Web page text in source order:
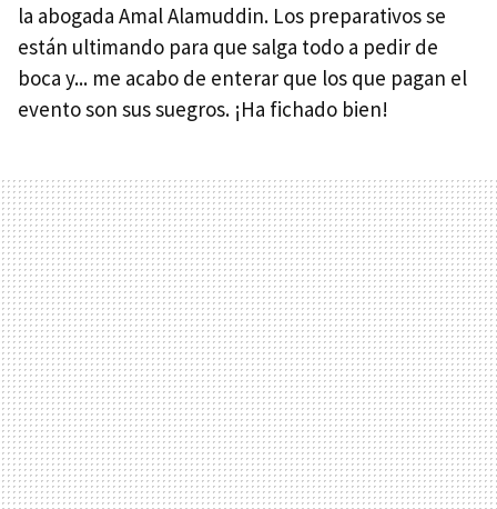
la abogada Amal Alamuddin. Los preparativos se
están ultimando para que salga todo a pedir de
boca y... me acabo de enterar que los que pagan el
evento son sus suegros. ¡Ha fichado bien!